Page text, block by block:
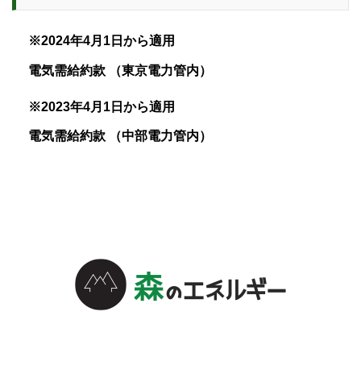
※2024年4月1日から適用
電気需給約款 （東京電力管内）
※2023年4月1日から適用
電気需給約款 （中部電力管内）